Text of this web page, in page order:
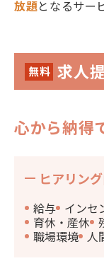
放題となるサー
無料 求人
心から納得
ヒアリン
給与 インセ
育休・産休
職場環境 人